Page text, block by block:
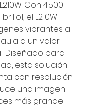
Con 4.500
el L210W
vibrantes a
a un valor
Diseñado para
esta solución
con resolución
una imagen
más grande